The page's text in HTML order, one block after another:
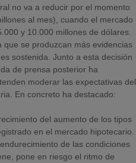
no va a reducir por el momento
al mes), cuando el mercado
y 10.000 millones de dólares.
se produzcan más evidencias
sostenida. Junto a esta decisión
de prensa posterior ha
moderar las expectativas del
En concreto ha destacado:
del aumento de los tipos
en el mercado hipotecario.
de las condiciones
pone en riesgo el ritmo de